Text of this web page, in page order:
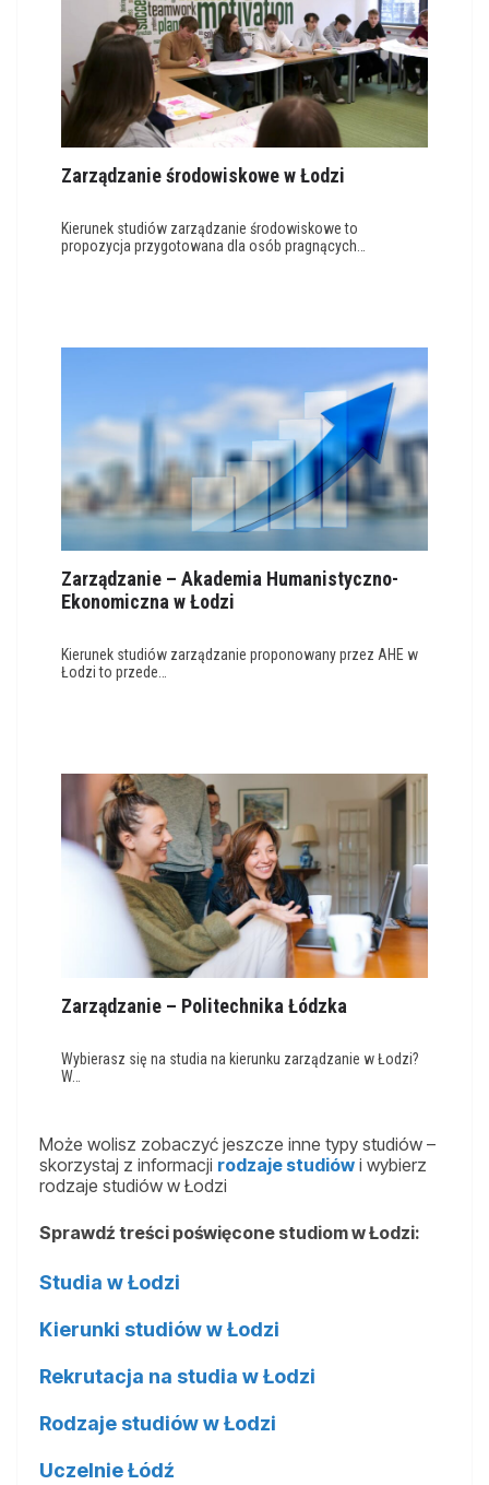
Zarządzanie środowiskowe w Łodzi
Kierunek studiów zarządzanie środowiskowe to
propozycja przygotowana dla osób pragnących…
Zarządzanie – Akademia Humanistyczno-
Ekonomiczna w Łodzi
Kierunek studiów zarządzanie proponowany przez AHE w
Łodzi to przede…
Zarządzanie – Politechnika Łódzka
Wybierasz się na studia na kierunku zarządzanie w Łodzi?
W…
Może wolisz zobaczyć jeszcze inne typy studiów –
skorzystaj z informacji rodzaje studiów i wybierz
rodzaje studiów w Łodzi
Sprawdź treści poświęcone studiom w Łodzi:
Studia w Łodzi
Kierunki studiów w Łodzi
Rekrutacja na studia w Łodzi
Rodzaje studiów w Łodzi
Uczelnie Łódź